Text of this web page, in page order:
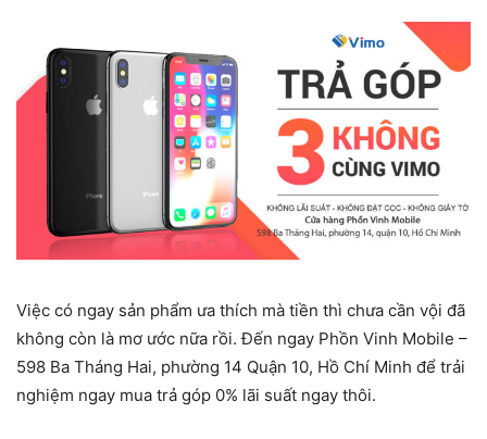
Việc có ngay sản phẩm ưa thích mà tiền thì chưa cần vội đã
không còn là mơ ước nữa rồi. Đến ngay Phồn Vinh Mobile –
598 Ba Tháng Hai, phường 14 Quận 10, Hồ Chí Minh để trải
nghiệm ngay mua trả góp 0% lãi suất ngay thôi.